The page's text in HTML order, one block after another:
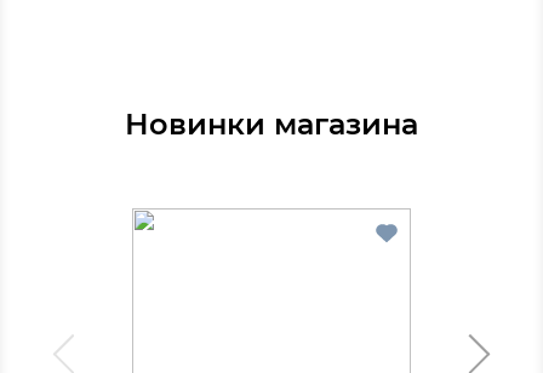
Новинки магазина